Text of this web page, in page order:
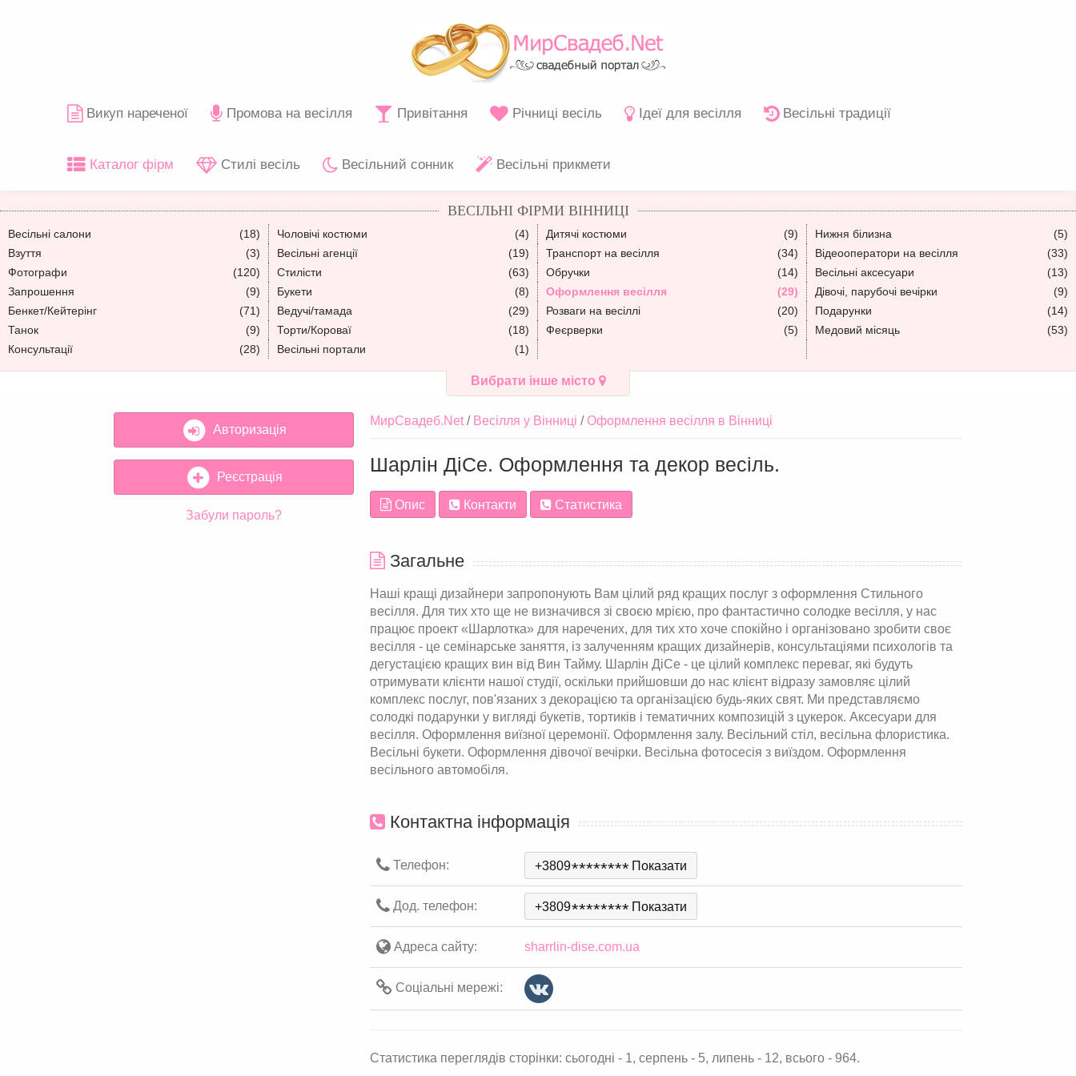
Викуп нареченої Промова на весілля Привітання Річниці весіль Ідеї для весілля Весільні традиції
Каталог фірм Стилі весіль Весільний сонник Весільні прикмети
ВЕСІЛЬНІ ФІРМИ ВІННИЦІ
Весільні салони (18) Чоловічі костюми (4) Дитячі костюми (9) Нижня білизна
(5)
Взуття
(3) Весільні агенції (19) Транспорт на весілля (34) Відеооператори на весілля
(33)
Фотографи
(120) Стилісти (63) Обручки (14) Весільні аксесуари
(13)
Запрошення
(9) Букети (8) Оформлення весілля (29) Дівочі, парубочі вечірки
(9)
Бенкет/Кейтерінг
(71) Ведучі/тамада (29) Розваги на весіллі (20) Подарунки
(14)
Танок
(9) Торти/Короваї (18) Феєрверки (5) Медовий місяць
(53)
Консультації
(28) Весільні портали (1)
Вибрати інше місто
МирСвадеб.Net Весілля у Вінниці Оформлення весілля в Вінниці
Шарлін ДіСе. Оформлення та декор весіль.
Опис Контакти Статистика
Загальне
Наші кращі дизайнери запропонують Вам цілий ряд кращих послуг з оформлення Стильного
весілля. Для тих хто ще не визначився зі своєю мрією, про фантастично солодке весілля, у нас
працює проект «Шарлотка» для наречених, для тих хто хоче спокійно і організовано зробити своє
весілля - це семінарське заняття, із залученням кращих дизайнерів, консультаціями психологів та
дегустацією кращих вин від Вин Тайму. Шарлін ДіСе - це цілий комплекс переваг, які будуть
отримувати клієнти нашої студії, оскільки прийшовши до нас клієнт відразу замовляє цілий
комплекс послуг, пов'язаних з декорацією та організацією будь-яких свят. Ми представляємо
солодкі подарунки у вигляді букетів, тортиків і тематичних композицій з цукерок. Аксесуари для
весілля. Оформлення виїзної церемонії. Оформлення залу. Весільний стіл, весільна флористика.
Весільні букети. Оформлення дівочої вечірки. Весільна фотосесія з виїздом. Оформлення
весільного автомобіля.
Контактна інформація
Телефон: +3809******** Показати
Дод. телефон: +3809******** Показати
Адреса сайту: sharrlin-dise.com.ua
Соціальні мережі:
Статистика переглядів сторінки: сьогодні - 1, серпень - 5, липень - 12, всього - 964.
Авторизація
Реєстрація
Забули пароль?